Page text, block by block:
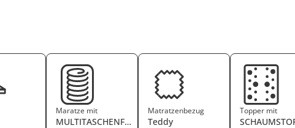
Maratze mit
MULTITASCHENFEDERKERN
Matratzenbezug
Teddy
Topper mit